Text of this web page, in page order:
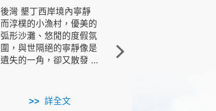
後灣 墾丁西岸境內寧靜
而淳樸的小漁村，優美的
弧形沙灘、悠閒的度假氛
圍，與世隔絕的寧靜像是
遺失的一角，卻又散發 ...
詳全文
角的端點，冬季海浪拍打
著礁岸，旺盛的侵蝕作